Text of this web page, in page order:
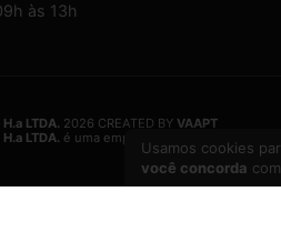
às 13h
LTDA. 2026 CREATED BY VAAPT
LTDA. é uma empresa inscrita no CNPJ
Usamos cookies
você concorda